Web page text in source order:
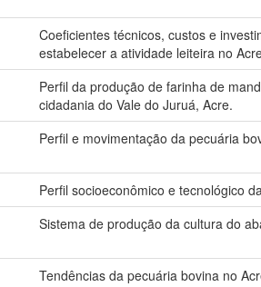
Coeficientes técnicos, custos e
estabelecer a atividade leiteira no
Perfil da produção de farinha de
cidadania do Vale do Juruá, Acre.
Perfil e movimentação da pecuária
Perfil socioeconômico e tecnológico
Sistema de produção da cultura do
Tendências da pecuária bovina no